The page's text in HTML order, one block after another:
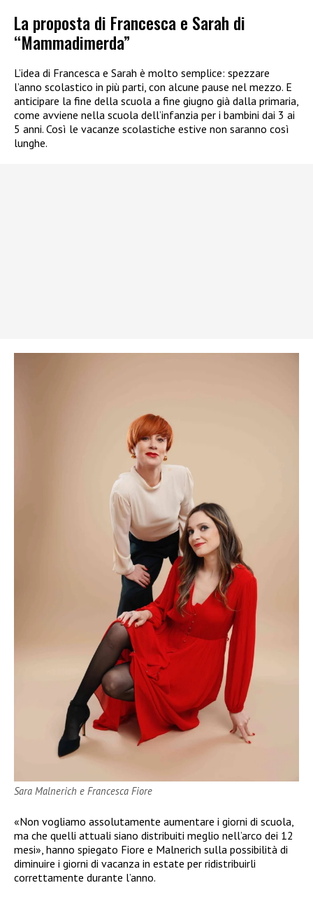
La proposta di Francesca e Sarah di
“Mammadimerda”
L’idea di Francesca e Sarah è molto semplice: spezzare
l’anno scolastico in più parti, con alcune pause nel mezzo. E
anticipare la fine della scuola a fine giugno già dalla primaria,
come avviene nella scuola dell’infanzia per i bambini dai 3 ai
5 anni. Così le vacanze scolastiche estive non saranno così
lunghe.
Sara Malnerich e Francesca Fiore
«Non vogliamo assolutamente aumentare i giorni di scuola,
ma che quelli attuali siano distribuiti meglio nell’arco dei 12
mesi», hanno spiegato Fiore e Malnerich sulla possibilità di
diminuire i giorni di vacanza in estate per ridistribuirli
correttamente durante l’anno.